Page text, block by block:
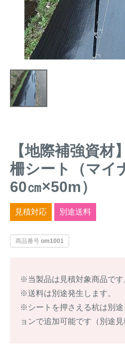
【地際補強資材
柵シート（マ
60㎝×50m）
見積対応 別途送料
商品番号 om1001
※当製品は見積対象商品です
※送料は別途発生します。
※シートを押さえる杭は別
ョンで追加可能です（別途見
トレイルカメラ（セン
サーカメラ）
屋外防犯・監視カメ
ラ （SDカード録画）
ICT・IoT機器
知・遠隔監視）
金網柵
ュ柵等）
対象動物から選
動物の種類から対策
イノシシ対策
アライグマ対策
サル対策